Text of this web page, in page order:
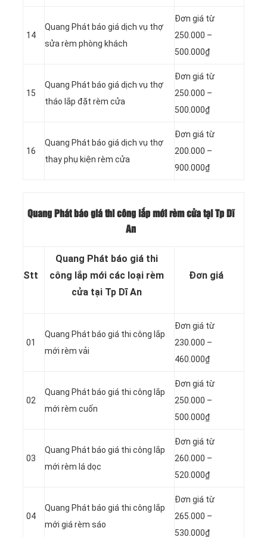
14
Quang Phát báo giá dịch vụ thợ
sửa rèm phòng khách
Đơn giá từ
250.000 –
500.000₫
15
Quang Phát báo giá dịch vụ thợ
tháo lắp đặt rèm cửa
Đơn giá từ
250.000 –
500.000₫
16
Quang Phát báo giá dịch vụ thợ
thay phụ kiện rèm cửa
Đơn giá từ
200.000 –
900.000₫
Quang Phát báo giá thi công lắp mới rèm cửa tại Tp Dĩ
An
Stt
Quang Phát báo giá thi
công lắp mới các loại rèm
cửa tại Tp Dĩ An
Đơn giá
01
Quang Phát báo giá thi công lắp
mới rèm vải
Đơn giá từ
230.000 –
460.000₫
02
Quang Phát báo giá thi công lắp
mới rèm cuốn
Đơn giá từ
250.000 –
500.000₫
03
Quang Phát báo giá thi công lắp
mới rèm lá dọc
Đơn giá từ
260.000 –
520.000₫
04
Quang Phát báo giá thi công lắp
mới giá rèm sáo
Đơn giá từ
265.000 –
530.000₫